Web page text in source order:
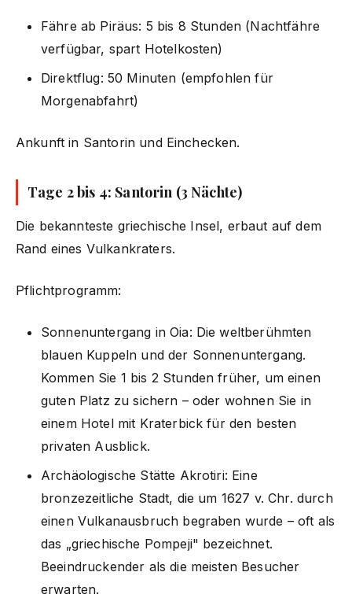
Fähre ab Piräus: 5 bis 8 Stunden (Nachtfähre
verfügbar, spart Hotelkosten)
Direktflug: 50 Minuten (empfohlen für
Morgenabfahrt)
Ankunft in Santorin und Einchecken.
Tage 2 bis 4: Santorin (3 Nächte)
Die bekannteste griechische Insel, erbaut auf dem
Rand eines Vulkankraters.
Pflichtprogramm:
Sonnenuntergang in Oia: Die weltberühmten
blauen Kuppeln und der Sonnenuntergang.
Kommen Sie 1 bis 2 Stunden früher, um einen
guten Platz zu sichern – oder wohnen Sie in
einem Hotel mit Kraterbick für den besten
privaten Ausblick.
Archäologische Stätte Akrotiri: Eine
bronzezeitliche Stadt, die um 1627 v. Chr. durch
einen Vulkanausbruch begraben wurde – oft als
das „griechische Pompeji" bezeichnet.
Beeindruckender als die meisten Besucher
erwarten.